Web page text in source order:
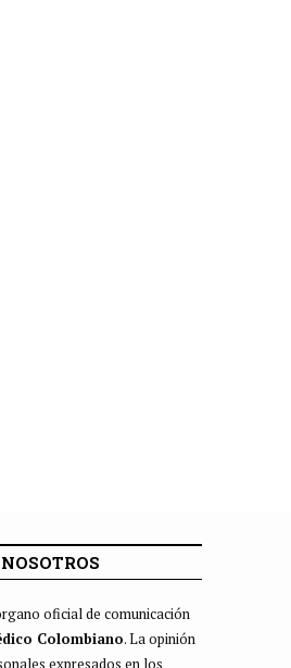
NOSOTROS
oficial de comunicación
Colombiano. La opinión
expresados en los